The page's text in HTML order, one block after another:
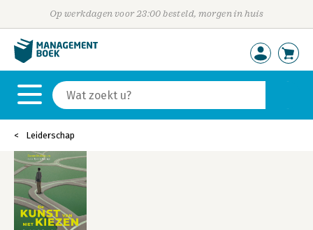
Op werkdagen voor 23:00 besteld, morgen in huis
Leiderschap